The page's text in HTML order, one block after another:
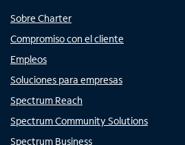
Sobre Charter
Compromiso con el cliente
Empleos
Soluciones para empresas
Spectrum Reach
Spectrum Community Solutions
Spectrum Business